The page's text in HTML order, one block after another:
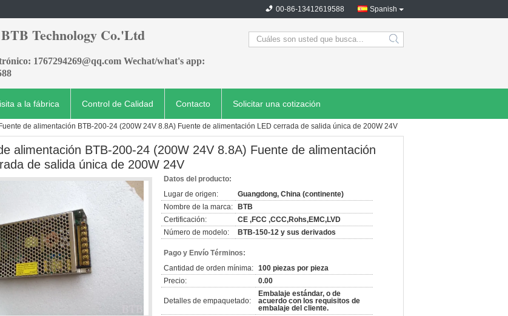
Spanish
00-86-13412619588
Technology Co.'Ltd
1767294269@qq.com Wechat/what's app:
search
a la fábrica Control de Calidad Contacto Solicitar una cotización
Fuente de alimentación BTB-200-24 (200W 24V 8.8A) Fuente de alimentación LED cerrada de salida única de 200W 24V
alimentación BTB-200-24 (200W 24V 8.8A) Fuente de alimentación
de salida única de 200W 24V
Datos del producto:
Lugar de origen:
Guangdong, China (continente)
Nombre de la marca:
BTB
Certificación:
CE ,FCC ,CCC,Rohs,EMC,LVD
Número de modelo:
BTB-150-12 y sus derivados
Pago y Envío Términos:
Cantidad de orden mínima: 100 piezas por pieza
Precio:
0.00
Detalles de empaquetado:
Embalaje estándar, o de
acuerdo con los requisitos de
embalaje del cliente.